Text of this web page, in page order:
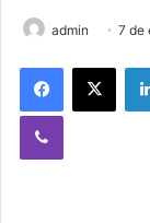
admin 7 de